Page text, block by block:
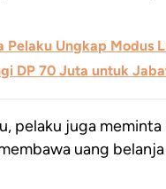
Pelaku Ungkap Modus
DP 70 Juta untuk
pelaku juga
uang